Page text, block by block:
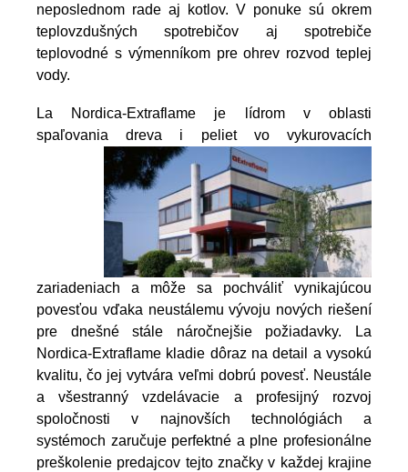
neposlednom rade aj kotlov. V ponuke sú okrem
teplovzdušných spotrebičov aj spotrebiče
teplovodné s výmenníkom pre ohrev rozvod teplej
vody.
La Nordica-Extraflame je lídrom v oblasti
spaľovania dreva i peliet vo vykurovacích
zariadeniach a môže sa pochváliť vynikajúcou
povesťou vďaka neustálemu vývoju nových riešení
pre dnešné stále náročnejšie požiadavky. La
Nordica-Extraflame kladie dôraz na detail a vysokú
kvalitu, čo jej vytvára veľmi dobrú povesť. Neustále
a všestranný vzdelávacie a profesijný rozvoj
spoločnosti v najnovších technológiách a
systémoch zaručuje perfektné a plne profesionálne
preškolenie predajcov tejto značky v každej krajine